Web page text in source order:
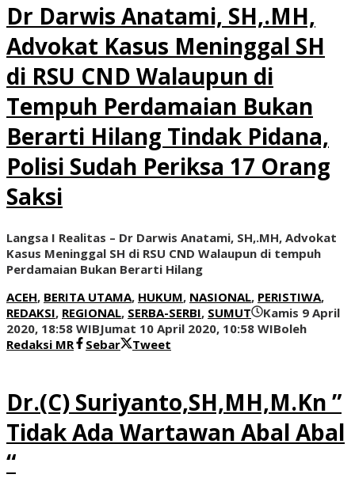
Dr Darwis Anatami, SH,.MH,
Advokat Kasus Meninggal SH
di RSU CND Walaupun di
Tempuh Perdamaian Bukan
Berarti Hilang Tindak Pidana,
Polisi Sudah Periksa 17 Orang
Saksi
Langsa I Realitas – Dr Darwis Anatami, SH,.MH, Advokat
Kasus Meninggal SH di RSU CND Walaupun di tempuh
Perdamaian Bukan Berarti Hilang
ACEH, BERITA UTAMA, HUKUM, NASIONAL, PERISTIWA,
REDAKSI, REGIONAL, SERBA-SERBI, SUMUT
Kamis 9 April
2020, 18:58 WIBJumat 10 April 2020, 10:58 WIBoleh
Redaksi MR
Sebar Tweet
Dr.(C) Suriyanto,SH,MH,M.Kn ”
Tidak Ada Wartawan Abal Abal
“